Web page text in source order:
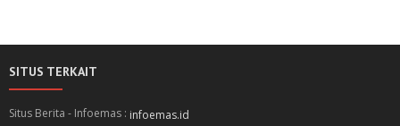
SITUS TERKAIT
Situs Berita - Infoemas : infoemas.id